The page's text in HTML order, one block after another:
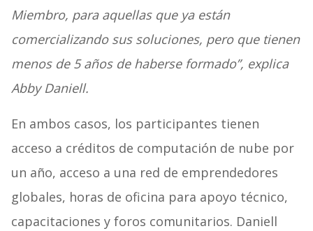
Miembro, para aquellas que ya están
comercializando sus soluciones, pero que tienen
menos de 5 años de haberse formado”, explica
Abby Daniell.
En ambos casos, los participantes tienen
acceso a créditos de computación de nube por
un año, acceso a una red de emprendedores
globales, horas de oficina para apoyo técnico,
capacitaciones y foros comunitarios. Daniell